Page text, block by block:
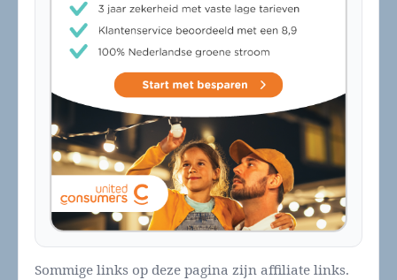
Sommige links op deze pagina zijn affiliate links.